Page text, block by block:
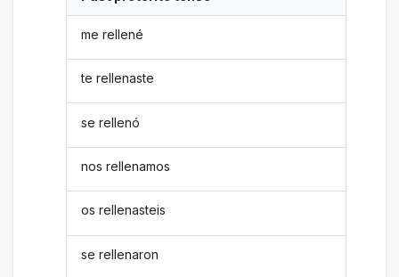
me rellené
te rellenaste
se rellenó
nos rellenamos
os rellenasteis
se rellenaron